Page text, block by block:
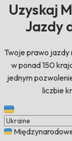
Uzyskaj
Jazdy
Twoje prawo
w ponad 150
jednym
liczbie